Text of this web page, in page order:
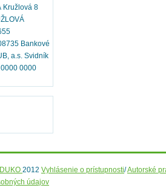
Kružlová 8
Bankové
a.s. Svidník
0000
2012 Vyhlásenie o prístupnosti/Autorské
údajov